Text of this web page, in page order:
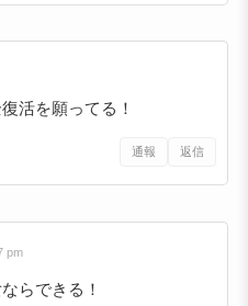
活を願ってる！
通報 返信
pm
らできる！